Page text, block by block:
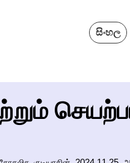
සිංහල